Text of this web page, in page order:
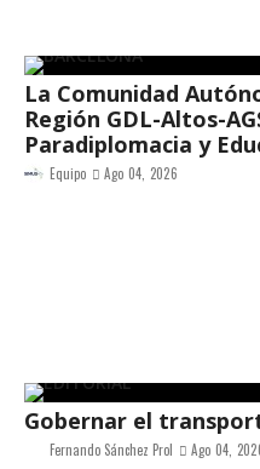
La Comunidad
Región GDL-Altos-
Paradiplomacia y
Equipo Ago 04, 2026
Gobernar el
Fernando Sánchez Prol Ago 04,